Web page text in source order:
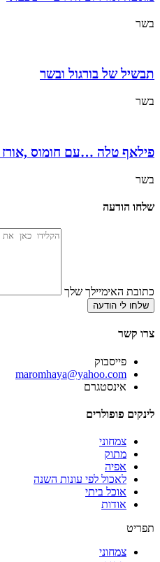
בשר
תבשיל של בורגול ובשר
בשר
פילאף טלה …עם חומוס ,אורז
בשר
שלחו הודעה
כתובת האימיילך שלך
שלחו לי הודעה
צרו קשר
פייסבוק
‫maromhaya@yahoo.com
אינסטגרם
לינקים פופולרים
צמחוני
מתוק
אפיה
לאכול לפי עונות השנה
אוכל ביתי
אודות
תפריט
צמחוני